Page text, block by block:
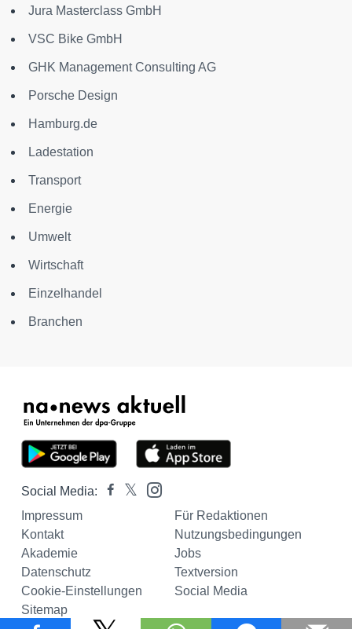
Jura Masterclass GmbH
VSC Bike GmbH
GHK Management Consulting AG
Porsche Design
Hamburg.de
Ladestation
Transport
Energie
Umwelt
Wirtschaft
Einzelhandel
Branchen
Social Media:
Impressum
Für Redaktionen
Kontakt
Nutzungsbedingungen
Akademie
Jobs
Datenschutz
Textversion
Cookie-Einstellungen
Social Media
Sitemap